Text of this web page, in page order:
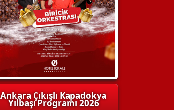
Ankara Çıkışlı Kapadokya
Yılbaşı Programı 2026